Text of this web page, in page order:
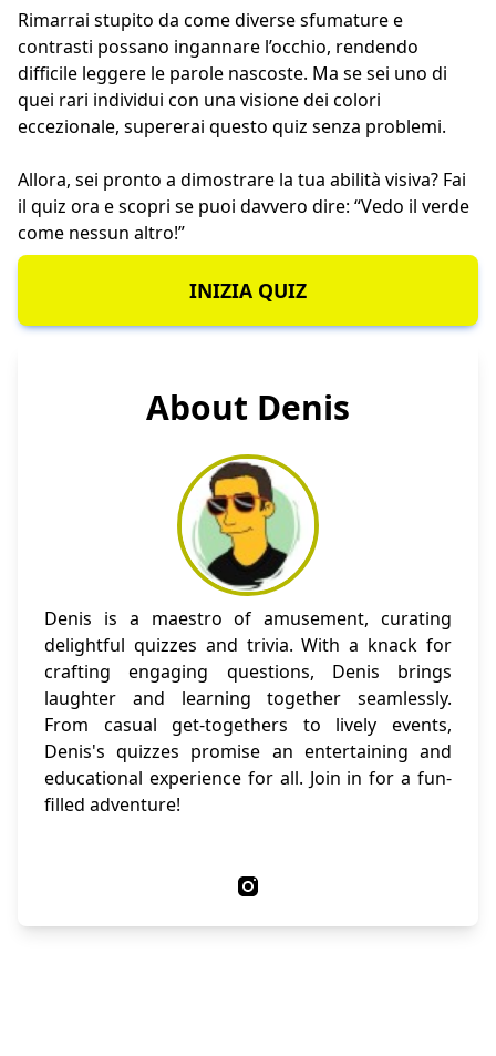
Rimarrai stupito da come diverse sfumature e
contrasti possano ingannare l’occhio, rendendo
difficile leggere le parole nascoste. Ma se sei uno di
quei rari individui con una visione dei colori
eccezionale, supererai questo quiz senza problemi.
Allora, sei pronto a dimostrare la tua abilità visiva? Fai
il quiz ora e scopri se puoi davvero dire: “Vedo il verde
come nessun altro!”
INIZIA QUIZ
About Denis
Denis is a maestro of amusement, curating
delightful quizzes and trivia. With a knack for
crafting engaging questions, Denis brings
laughter and learning together seamlessly.
From casual get-togethers to lively events,
Denis's quizzes promise an entertaining and
educational experience for all. Join in for a fun-
filled adventure!